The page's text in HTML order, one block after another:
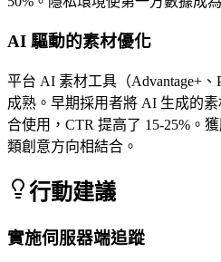
AI 驅動的素材優化
平台 AI 素材工具（Advantage+、
成熟。早期採用者將 AI 生成的
合使用，CTR 提高了 15-25%。
類創意方向相結合。
行動建議
實施伺服器端追蹤